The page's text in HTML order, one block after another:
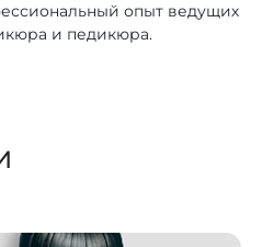
опыт ведущих
и педикюра.